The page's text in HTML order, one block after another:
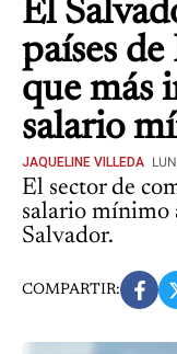
El
países
que más
salario
JAQUELINE VILLEDA
El sector de
salario mínimo
Salvador.
COMPARTIR: